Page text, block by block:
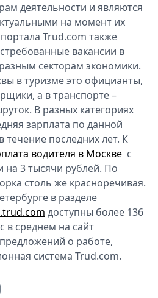
деятельности и являются
на момент их
Trud.com также
вакансии в
секторам экономики.
в туризме это официанты,
а в транспорте –
В разных категориях
зарплата по данной
последних лет. К
водителя в Москве с
на 3 тысячи рублей. По
столь же красноречивая.
в разделе
доступны более 136
в среднем на сайт
о работе,
система Trud.com.